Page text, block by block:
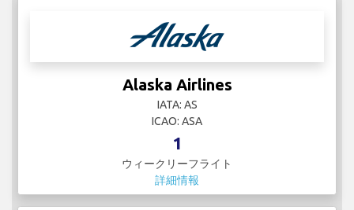
Alaska Airlines
IATA: AS
ICAO: ASA
1
ウィークリーフライト
詳細情報